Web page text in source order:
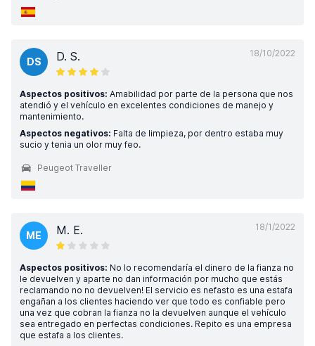
18/10/2022
DS D. S.
Aspectos positivos: Amabilidad por parte de la persona que nos
atendió y el vehículo en excelentes condiciones de manejo y
mantenimiento.
Aspectos negativos: Falta de limpieza, por dentro estaba muy
sucio y tenia un olor muy feo.
Peugeot Traveller
18/1/2022
ME M. E.
Aspectos positivos: No lo recomendaría el dinero de la fianza no
le devuelven y aparte no dan información por mucho que estás
reclamando no no devuelven! El servicio es nefasto es una estafa
engañan a los clientes haciendo ver que todo es confiable pero
una vez que cobran la fianza no la devuelven aunque el vehículo
sea entregado en perfectas condiciones. Repito es una empresa
que estafa a los clientes.